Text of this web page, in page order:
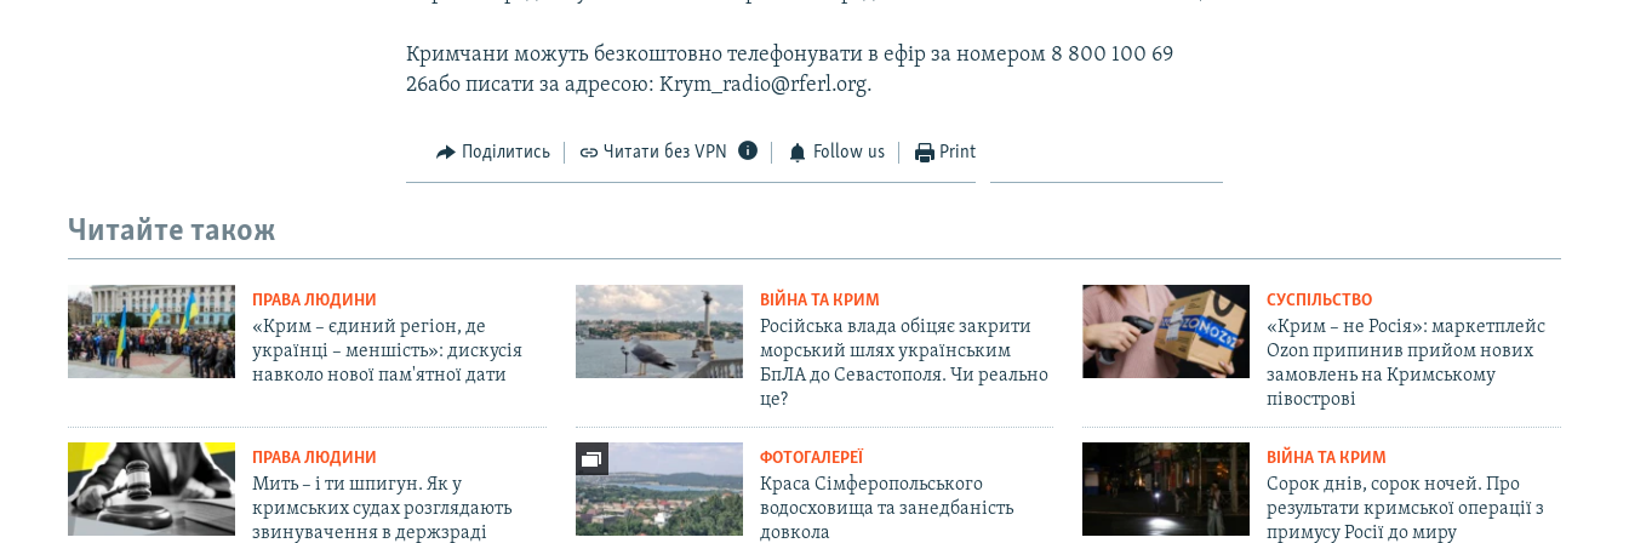
Кримчани можуть безкоштовно телефонувати в ефір за номером 8 800 100 69
26або писати за адресою: Krym_radio@rferl.org.
Поділитись Читати без VPN Follow us Print
Читайте також
ПРАВА ЛЮДИНИ
«Крим – єдиний регіон, де
українці – меншість»: дискусія
навколо нової пам'ятної дати
ВІЙНА ТА КРИМ
Російська влада обіцяє закрити
морський шлях українським
БпЛА до Севастополя. Чи реально
це?
СУСПІЛЬСТВО
«Крим – не Росія»: маркетплейс
Ozon припинив прийом нових
замовлень на Кримському
півострові
ПРАВА ЛЮДИНИ
Мить – і ти шпигун. Як у
кримських судах розглядають
звинувачення в держзраді
ФОТОГАЛЕРЕЇ
Краса Сімферопольського
водосховища та занедбаність
довкола
ВІЙНА ТА КРИМ
Сорок днів, сорок ночей. Про
результати кримської операції з
примусу Росії до миру